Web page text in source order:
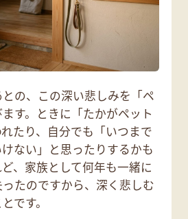
の、この深い悲しみを「ペ
す。ときに「たかがペット
たり、自分でも「いつまで
ない」と思ったりするかも
、家族として何年も一緒に
たのですから、深く悲しむ
です。